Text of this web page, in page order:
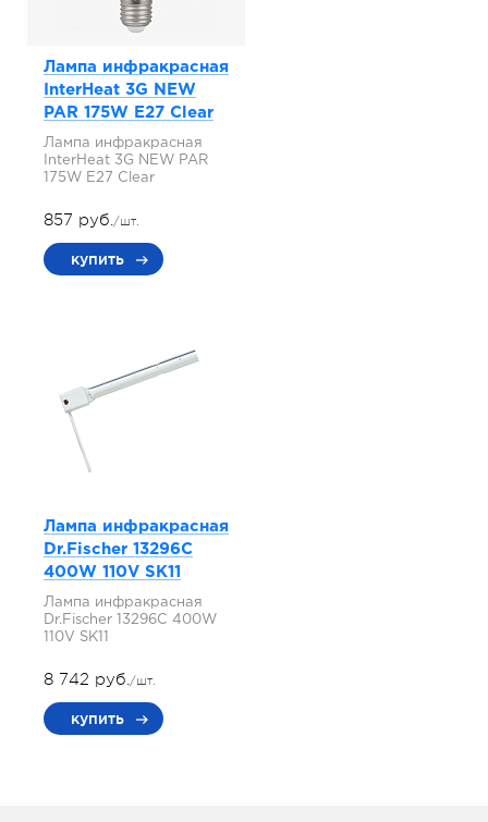
Лампа инфракрасная
InterHeat 3G NEW
PAR 175W E27 Clear
Лампа инфракрасная
InterHeat 3G NEW PAR
175W E27 Clear
857 руб./шт.
купить
Лампа инфракрасная
Dr.Fischer 13296C
400W 110V SK11
Лампа инфракрасная
Dr.Fischer 13296C 400W
110V SK11
8 742 руб./шт.
купить